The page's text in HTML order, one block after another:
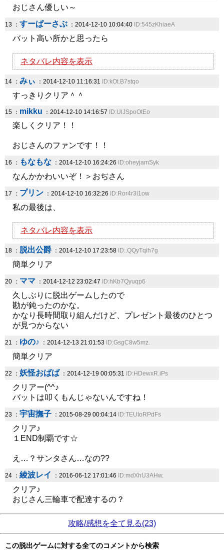
おじさん優しい～
13 ： すーぱーさぶ ：2014-12-10 10:04:40 ID:545zKhiaeA
バット高い所かと思ったら
ネタバレ内容を表示
14 ： みぃ ：2014-12-10 11:16:31 ID:kOt.B7stqo
すっきりクリア＾＾
15 ： mikku ：2014-12-10 14:16:57 ID:UlJSpoOtEo
楽しくクリア！！
おじさんのファンです！！
16 ： もなもな ：2014-12-10 16:24:26 ID:oheyjamSyk
なんかかわいいぞ！＞おぢさん
17 ： プリン ：2014-12-10 16:32:26 ID:Ror4r3l1ow
私の最後は、
ネタバレ内容を表示
18 ： 脱出公爵 ：2014-12-10 17:23:58 ID:.QQyTqih7g
簡単クリア
20 ： ママ ：2014-12-12 23:02:47 ID:hKb7Qyuqp6
久しぶりに脱出ゲームしたので
勘が鈍ったのかな。
かなり長時間取り組んだけど、プレゼント最後のひとつ
が見つからない
21 ： ゆの♪ ：2014-12-13 21:01:53 ID:GsgC8w5mz.
簡単クリア
22 ： 妖怪おばば ：2014-12-19 00:05:31 ID:HDewxR.iPs
クリアー(^^♪
バットは叩くもんじゃないんですね！
23 ： 宇宙撫子 ：2015-08-29 00:04:14 ID:TEUtoRPdFs
クリア♪
１END制覇です☆
え…？サンタさん…なの??
24 ： 綾波レイ ：2016-06-12 17:01:46 ID:mdXhU3AHw.
クリア♪
おじさん三輪車で配達するの？
攻略/感想を全て見る(23)
この脱出ゲームに対する全てのコメントから検索